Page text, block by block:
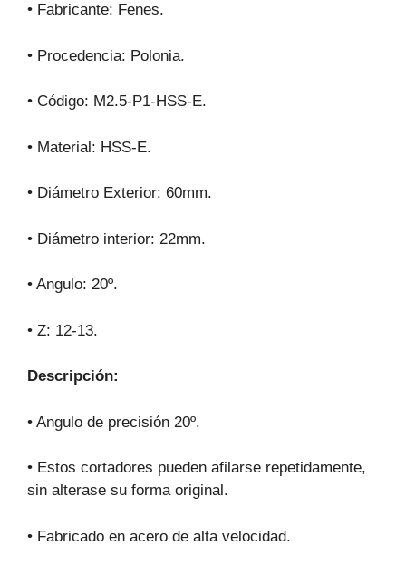
• Fabricante: Fenes.
• Procedencia: Polonia.
• Código: M2.5-P1-HSS-E.
• Material: HSS-E.
• Diámetro Exterior: 60mm.
• Diámetro interior: 22mm.
• Angulo: 20º.
• Z: 12-13.
Descripción:
• Angulo de precisión 20º.
• Estos cortadores pueden afilarse repetidamente,
sin alterase su forma original.
• Fabricado en acero de alta velocidad.